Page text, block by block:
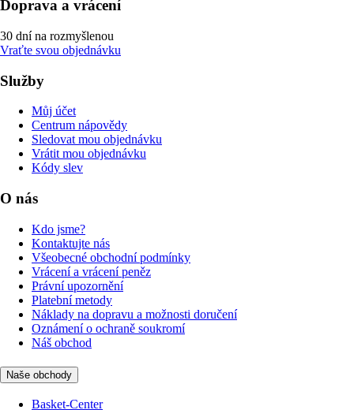
Doprava a vrácení
30 dní na rozmyšlenou
Vraťte svou objednávku
Služby
Můj účet
Centrum nápovědy
Sledovat mou objednávku
Vrátit mou objednávku
Kódy slev
O nás
Kdo jsme?
Kontaktujte nás
Všeobecné obchodní podmínky
Vrácení a vrácení peněz
Právní upozornění
Platební metody
Náklady na dopravu a možnosti doručení
Oznámení o ochraně soukromí
Náš obchod
Naše obchody
Basket-Center